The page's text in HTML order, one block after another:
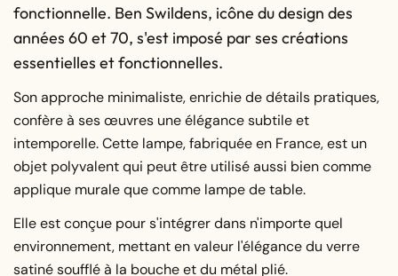
fonctionnelle. Ben Swildens, icône du design des
années 60 et 70, s'est imposé par ses créations
essentielles et fonctionnelles.
Son approche minimaliste, enrichie de détails pratiques,
confère à ses œuvres une élégance subtile et
intemporelle. Cette lampe, fabriquée en France, est un
objet polyvalent qui peut être utilisé aussi bien comme
applique murale que comme lampe de table.
Elle est conçue pour s'intégrer dans n'importe quel
environnement, mettant en valeur l'élégance du verre
satiné soufflé à la bouche et du métal plié.